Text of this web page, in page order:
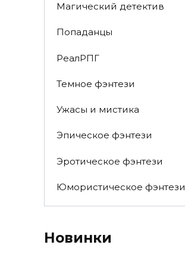
Магический детектив
Попаданцы
РеалРПГ
Темное фэнтези
Ужасы и мистика
Эпическое фэнтези
Эротическое фэнтези
Юмористическое фэнтези
Новинки